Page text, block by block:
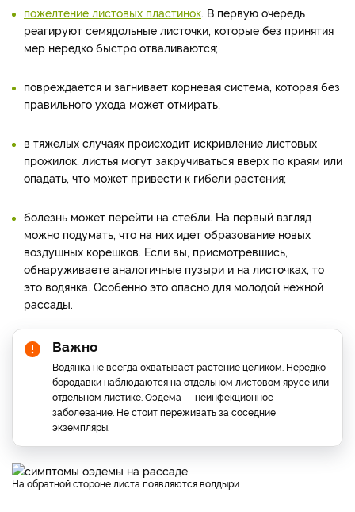
пожелтение листовых пластинок. В первую очередь
реагируют семядольные листочки, которые без принятия
мер нередко быстро отваливаются;
повреждается и загнивает корневая система, которая без
правильного ухода может отмирать;
в тяжелых случаях происходит искривление листовых
прожилок, листья могут закручиваться вверх по краям или
опадать, что может привести к гибели растения;
болезнь может перейти на стебли. На первый взгляд
можно подумать, что на них идет образование новых
воздушных корешков. Если вы, присмотревшись,
обнаруживаете аналогичные пузыри и на листочках, то
это водянка. Особенно это опасно для молодой нежной
рассады.
Важно
Водянка не всегда охватывает растение целиком. Нередко
бородавки наблюдаются на отдельном листовом ярусе или
отдельном листике. Оэдема — неинфекционное
заболевание. Не стоит переживать за соседние
экземпляры.
На обратной стороне листа появляются волдыри